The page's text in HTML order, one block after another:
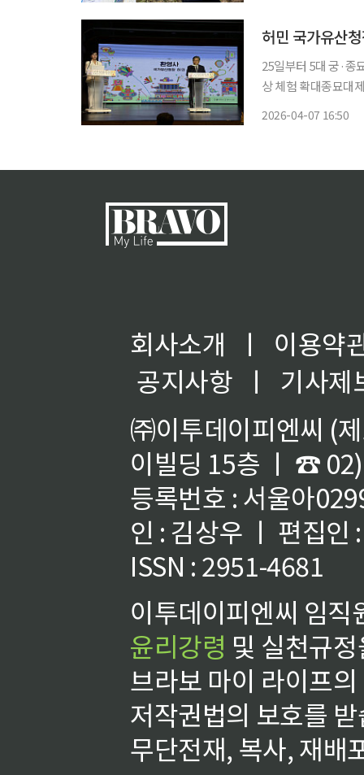
허민 국가유산
25일부터 5대 궁·종
상 체험 확대종묘대제 생중
2026-04-07 16:50
회사소개 ㅣ
이용약
공지사항
ㅣ
기사제
㈜이투데이피엔씨 (
이빌딩 15층 ㅣ ☎
등록번호 : 서울아
인 : 김상우 ㅣ 편집인
ISSN : 2951-4681
이투데이피엔씨 임
윤리강령 및 실천규
브라보 마이 라이프
저작권법의 보호를
무단전재, 복사, 재배